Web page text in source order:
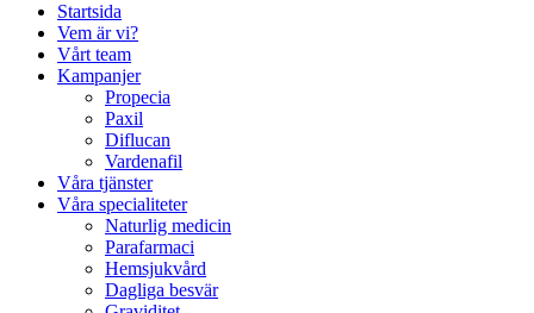
Startsida
Vem är vi?
Vårt team
Kampanjer
Propecia
Paxil
Diflucan
Vardenafil
Våra tjänster
Våra specialiteter
Naturlig medicin
Parafarmaci
Hemsjukvård
Dagliga besvär